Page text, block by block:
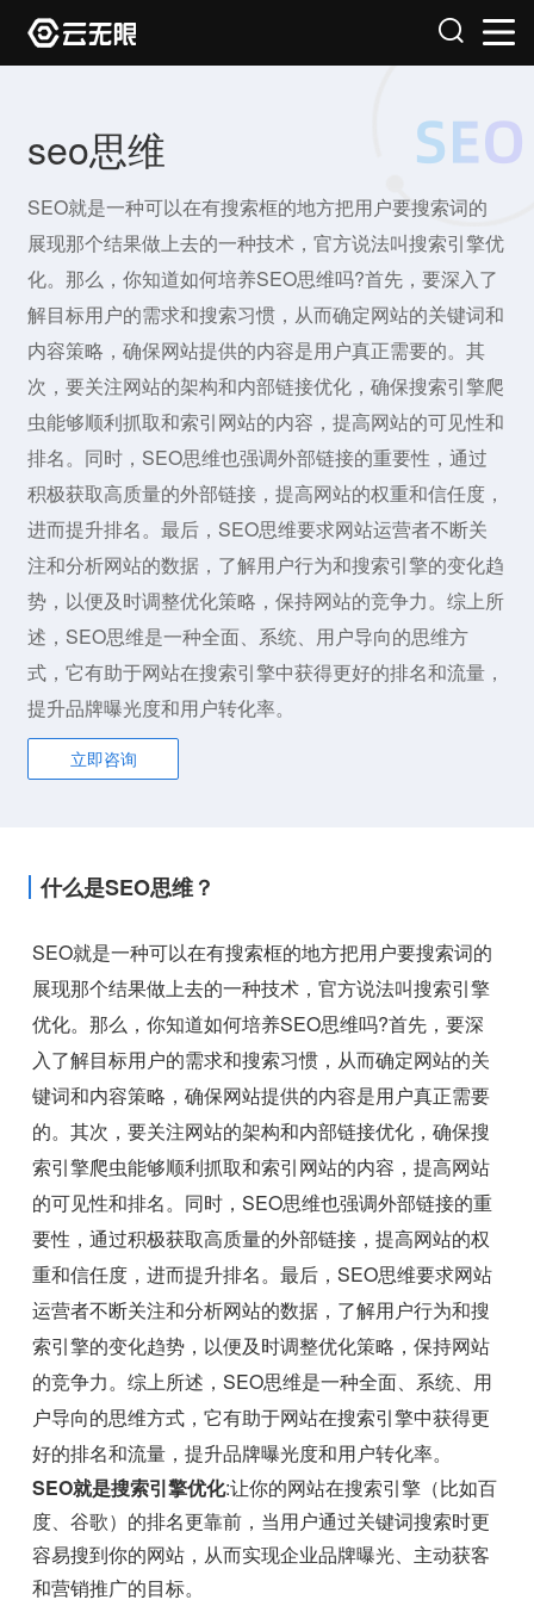
seo思维
SEO就是一种可以在有搜索框的地方把用户要搜索词的
展现那个结果做上去的一种技术，官方说法叫搜索引擎优
化。那么，你知道如何培养SEO思维吗?首先，要深入了
解目标用户的需求和搜索习惯，从而确定网站的关键词和
内容策略，确保网站提供的内容是用户真正需要的。其
次，要关注网站的架构和内部链接优化，确保搜索引擎爬
虫能够顺利抓取和索引网站的内容，提高网站的可见性和
排名。同时，SEO思维也强调外部链接的重要性，通过
积极获取高质量的外部链接，提高网站的权重和信任度，
进而提升排名。最后，SEO思维要求网站运营者不断关
注和分析网站的数据，了解用户行为和搜索引擎的变化趋
势，以便及时调整优化策略，保持网站的竞争力。综上所
述，SEO思维是一种全面、系统、用户导向的思维方
式，它有助于网站在搜索引擎中获得更好的排名和流量，
提升品牌曝光度和用户转化率。
立即咨询
什么是SEO思维？
SEO就是一种可以在有搜索框的地方把用户要搜索词的
展现那个结果做上去的一种技术，官方说法叫搜索引擎
优化。那么，你知道如何培养SEO思维吗?首先，要深
入了解目标用户的需求和搜索习惯，从而确定网站的关
键词和内容策略，确保网站提供的内容是用户真正需要
的。其次，要关注网站的架构和内部链接优化，确保搜
索引擎爬虫能够顺利抓取和索引网站的内容，提高网站
的可见性和排名。同时，SEO思维也强调外部链接的重
要性，通过积极获取高质量的外部链接，提高网站的权
重和信任度，进而提升排名。最后，SEO思维要求网站
运营者不断关注和分析网站的数据，了解用户行为和搜
索引擎的变化趋势，以便及时调整优化策略，保持网站
的竞争力。综上所述，SEO思维是一种全面、系统、用
户导向的思维方式，它有助于网站在搜索引擎中获得更
好的排名和流量，提升品牌曝光度和用户转化率。
SEO就是搜索引擎优化:让你的网站在搜索引擎（比如百
度、谷歌）的排名更靠前，当用户通过关键词搜索时更
容易搜到你的网站，从而实现企业品牌曝光、主动获客
和营销推广的目标。